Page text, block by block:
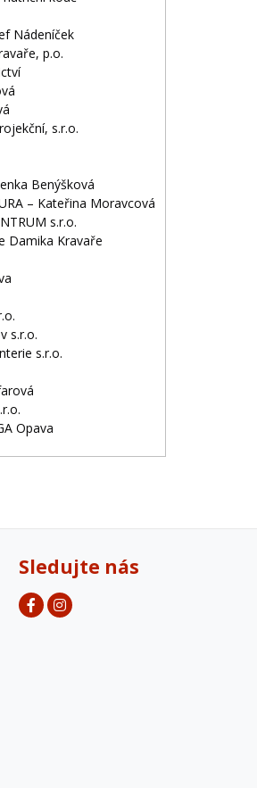
Nádeníček
p.o.
s.r.o.
Benýšková
– Kateřina Moravcová
s.r.o.
Damika Kravaře
s.r.o.
s.r.o.
Opava
Sledujte nás